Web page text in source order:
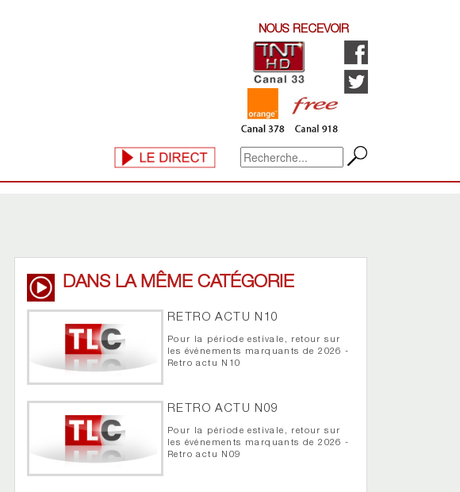
NOUS RECEVOIR
DANS LA MÊME CATÉGORIE
RETRO ACTU N10
Pour la période estivale, retour sur
les événements marquants de 2026 -
Retro actu N10
RETRO ACTU N09
Pour la période estivale, retour sur
les événements marquants de 2026 -
Retro actu N09